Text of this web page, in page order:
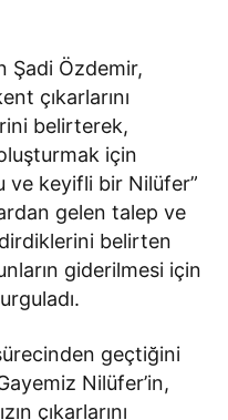
Şadi Özdemir,
çıkarlarını
belirterek,
için
ve keyifli bir Nilüfer”
gelen talep ve
belirten
giderilmesi için
geçtiğini
Nilüfer’in,
çıkarlarını